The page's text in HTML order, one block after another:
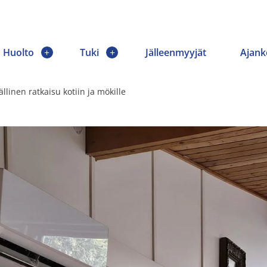
Huolto Tuki Jälleenmyyjät
ratkaisu kotiin ja mökille